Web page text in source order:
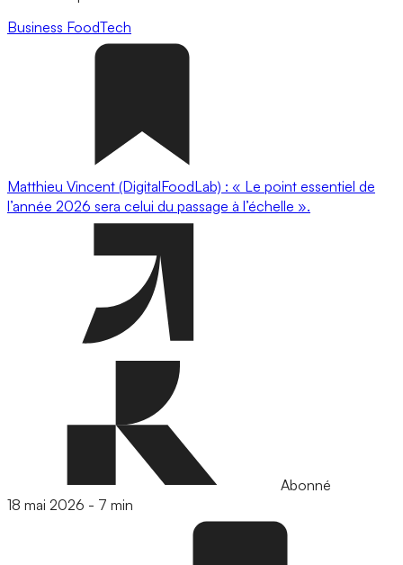
Business FoodTech
Matthieu Vincent (DigitalFoodLab) : « Le point essentiel de
l’année 2026 sera celui du passage à l’échelle ».
Abonné
18 mai 2026 - 7 min